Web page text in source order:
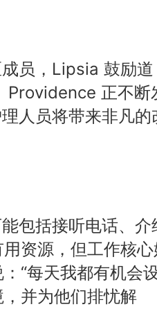
员，Lipsia 鼓励
Providence 正不断
人员将带来非凡的
包括接听电话、介
资源，但工作核
“每天我都有机会
并为他们排忧解